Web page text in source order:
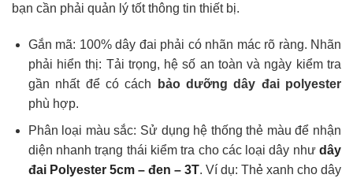
bạn cần phải quản lý tốt thông tin thiết bị.
Gắn mã: 100% dây đai phải có nhãn mác rõ ràng. Nhãn
phải hiển thị: Tải trọng, hệ số an toàn và ngày kiểm tra
gần nhất để có cách
bảo dưỡng dây đai polyester
phù hợp.
Phân loại màu sắc: Sử dụng hệ thống thẻ màu để nhận
diện nhanh trạng thái kiểm tra cho các loại dây như dây
đai Polyester 5cm – đen – 3T. Ví dụ: Thẻ xanh cho dây